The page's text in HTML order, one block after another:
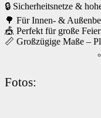
🔒 Sicherheitsnetze &
🌳 Für Innen- &
🎪 Perfekt für große
📏 Großzügige Maße –
Fotos: